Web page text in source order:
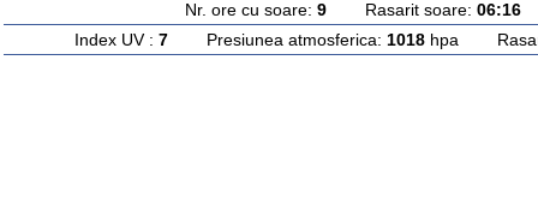
Nr. ore cu soare: 9Rasarit soare: 06:16
Index UV : 7Presiunea atmosferica: 1018hpa